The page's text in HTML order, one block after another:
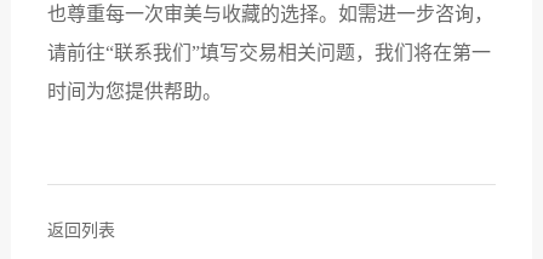
也尊重每一次审美与收藏的选择。如需进一步咨询，
请前往“联系我们”填写交易相关问题，我们将在第一
时间为您提供帮助。
返回列表